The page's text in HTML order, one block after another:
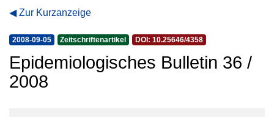
Zur Kurzanzeige
2008-09-05 Zeitschriftenartikel DOI: 10.25646/4358
Epidemiologisches Bulletin 36 /
2008